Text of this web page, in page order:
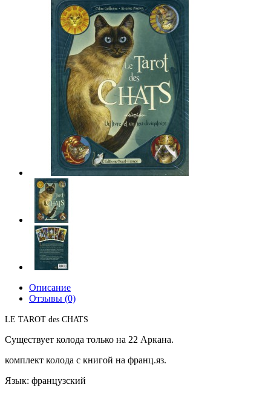
Описание
Отзывы (0)
LE TAROT des CHATS
Существует колода только на 22 Аркана.
комплект колода с книгой на франц.яз.
Язык: французский